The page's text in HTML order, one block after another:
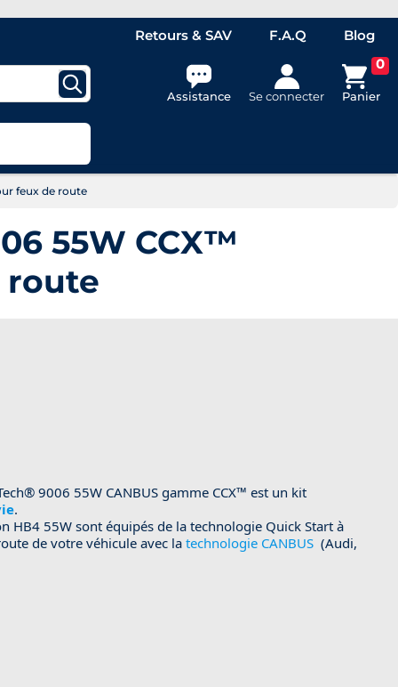
Retours & SAV F.A.Q Blog
Assistance Se connecter
0
Panier
feux de route
55W CCX™
route
9006 55W CANBUS gamme CCX™ est un kit
.
HB4 55W sont équipés de la technologie Quick Start à
de votre véhicule avec latechnologie CANBUS(Audi,